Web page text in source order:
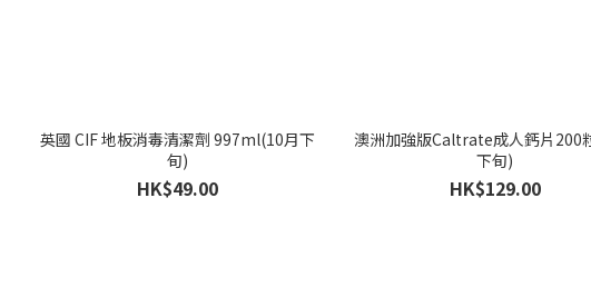
英國 CIF 地板消毒清潔劑 997ml(10月下
旬)
HK$49.00
澳洲加強版Caltrate成人鈣片200
下旬)
HK$129.00